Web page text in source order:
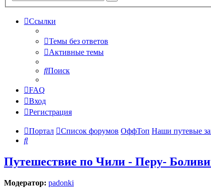
Ссылки
Темы без ответов
Активные темы
Поиск
FAQ
Вход
Регистрация
Портал Список форумов ОффТоп Наши путевые
Поиск
Путешествие по Чили - Перу-
Модератор: padonki